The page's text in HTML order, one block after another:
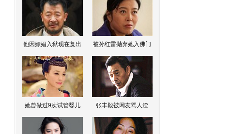
他因嫖娼入狱现在复出 被孙红雷抛弃她入佛门
她曾做过9次试管婴儿 张丰毅被网友骂人渣